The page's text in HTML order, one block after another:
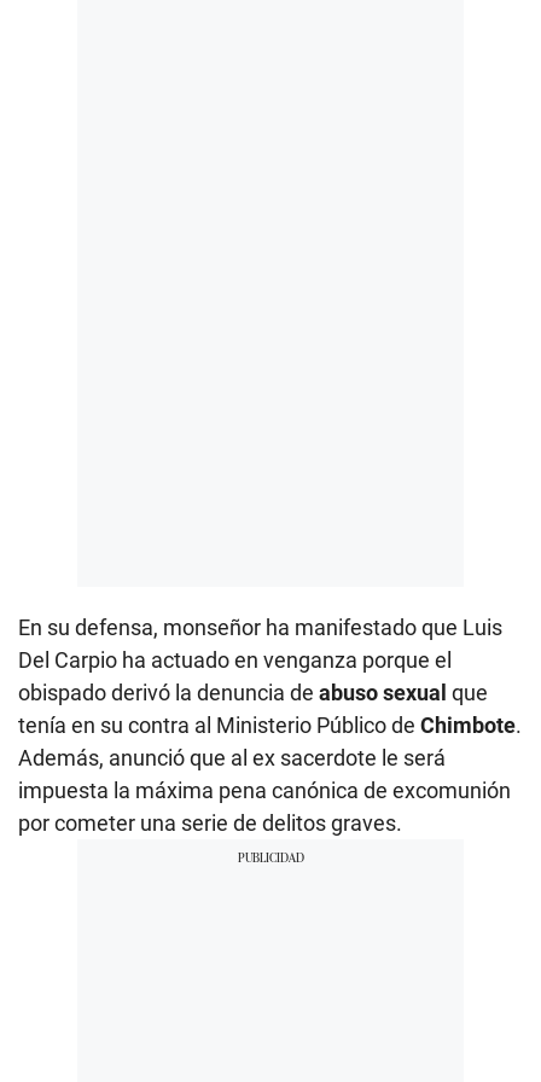
En su defensa, monseñor ha manifestado que Luis
Del Carpio ha actuado en venganza porque el
obispado derivó la denuncia de abuso sexual que
tenía en su contra al Ministerio Público de Chimbote.
Además, anunció que al ex sacerdote le será
impuesta la máxima pena canónica de excomunión
por cometer una serie de delitos graves.